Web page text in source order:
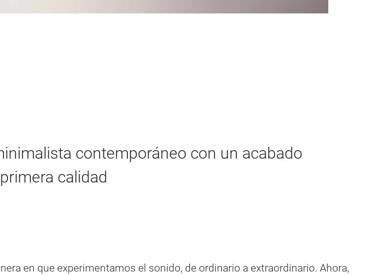
contemporáneo con un acabado
calidad
en que experimentamos el sonido, de ordinario a extraordinario. Ahora,